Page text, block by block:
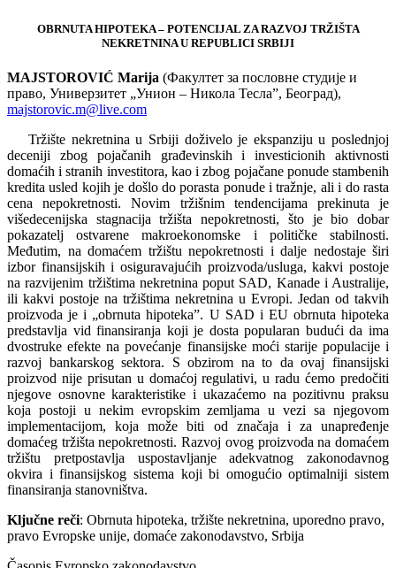
OBRNUTA HIPOTEKA – POTENCIJAL ZA RAZVOJ TRŽIŠTA
NEKRETNINA U REPUBLICI SRBIJI
MAJSTOROVIĆ Marija (Факултет за пословне студије и
право, Универзитет „Унион – Никола Тесла”, Београд),
majstorovic.m@live.com
Tržište nekretnina u Srbiji doživelo je ekspanziju u poslednjoj
deceniji zbog pojačanih građevinskih i investicionih aktivnosti
domaćih i stranih investitora, kao i zbog pojačane ponude stambenih
kredita usled kojih je došlo do porasta ponude i tražnje, ali i do rasta
cena nepokretnosti. Novim tržišnim tendencijama prekinuta je
višedecenijska stagnacija tržišta nepokretnosti, što je bio dobar
pokazatelj ostvarene makroekonomske i političke stabilnosti.
Međutim, na domaćem tržištu nepokretnosti i dalje nedostaje širi
izbor finansijskih i osiguravajućih proizvoda/usluga, kakvi postoje
na razvijenim tržištima nekretnina poput SAD, Kanade i Australije,
ili kakvi postoje na tržištima nekretnina u Evropi. Jedan od takvih
proizvoda je i „obrnuta hipoteka”. U SAD i EU obrnuta hipoteka
predstavlja vid finansiranja koji je dosta popularan budući da ima
dvostruke efekte na povećanje finansijske moći starije populacije i
razvoj bankarskog sektora. S obzirom na to da ovaj finansijski
proizvod nije prisutan u domaćoj regulativi, u radu ćemo predočiti
njegove osnovne karakteristike i ukazaćemo na pozitivnu praksu
koja postoji u nekim evropskim zemljama u vezi sa njegovom
implementacijom, koja može biti od značaja i za unapređenje
domaćeg tržišta nepokretnosti. Razvoj ovog proizvoda na domaćem
tržištu pretpostavlja uspostavljanje adekvatnog zakonodavnog
okvira i finansijskog sistema koji bi omogućio optimalniji sistem
finansiranja stanovništva.
Ključne reči: Obrnuta hipoteka, tržište nekretnina, uporedno pravo,
pravo Evropske unije, domaće zakonodavstvo, Srbija